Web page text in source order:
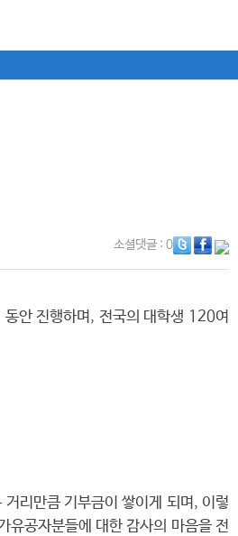
소셜댓글: 0
안 진행하며, 전국의 대학생 120여
리만큼 기부금이 쌓이게 되며, 이렇
유공자분들에 대한 감사의 마음을 전